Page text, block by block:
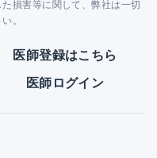
損害等に関して、弊社は一切
。
医師登録はこちら
医師ログイン